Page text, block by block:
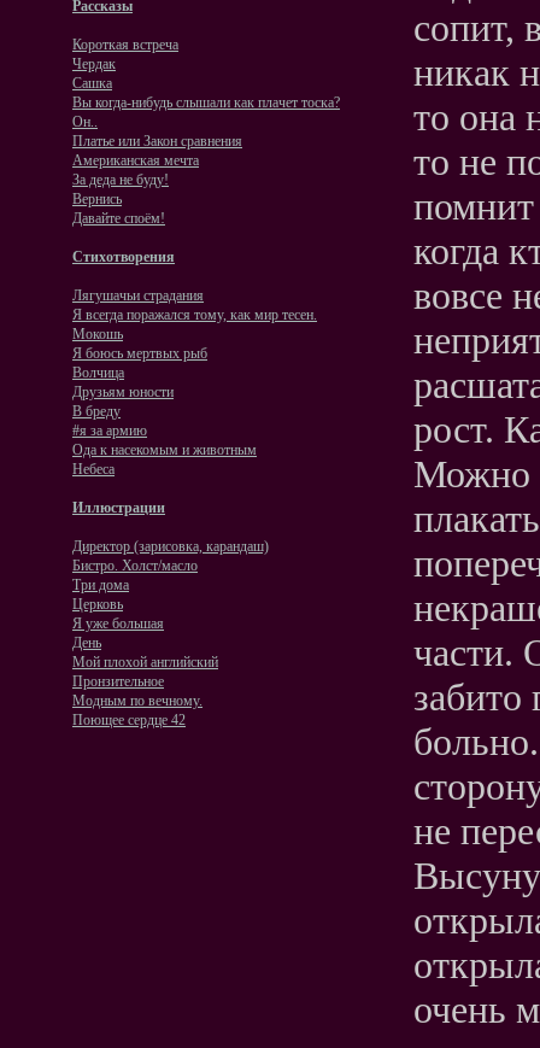
Рассказы
Короткая встреча
Чердак
Сашка
Вы когда-нибудь слышали как плачет тоска?
Он..
Платье или Закон сравнения
Американская мечта
За деда не буду!
Вернись
Давайте споём!
Стихотворения
Лягушачьи страдания
Я всегда поражался тому, как мир тесен.
Мокошь
Я боюсь мертвых рыб
Волчица
Друзьям юности
В бреду
#я за армию
Ода к насекомым и животным
Небеса
Иллюстрации
Директор (зарисовка, карандаш)
Бистро. Холст/масло
Три дома
Церковь
Я уже большая
День
Мой плохой английский
Пронзительное
Модным по вечному.
Поющее сердце 42
сопит,
никак
то она
то не
когда
вовсе
рост.
Можно
части.
не
очень